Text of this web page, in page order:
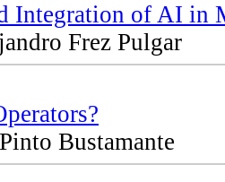
Integration of AI in
Frez Pulgar
Bustamante